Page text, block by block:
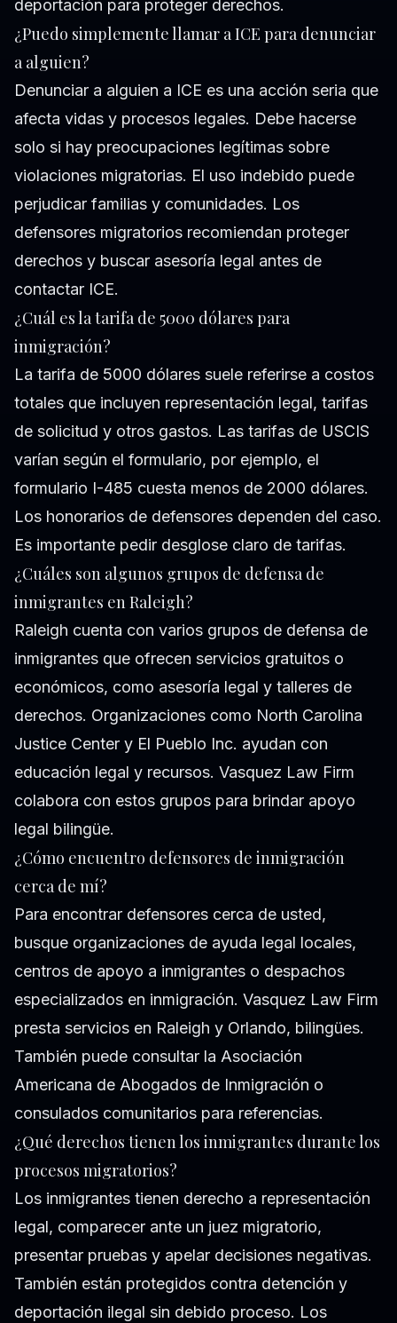
deportación para proteger derechos.
¿Puedo simplemente llamar a ICE para denunciar
a alguien?
Denunciar a alguien a ICE es una acción seria que
afecta vidas y procesos legales. Debe hacerse
solo si hay preocupaciones legítimas sobre
violaciones migratorias. El uso indebido puede
perjudicar familias y comunidades. Los
defensores migratorios recomiendan proteger
derechos y buscar asesoría legal antes de
contactar ICE.
¿Cuál es la tarifa de 5000 dólares para
inmigración?
La tarifa de 5000 dólares suele referirse a costos
totales que incluyen representación legal, tarifas
de solicitud y otros gastos. Las tarifas de USCIS
varían según el formulario, por ejemplo, el
formulario I-485 cuesta menos de 2000 dólares.
Los honorarios de defensores dependen del caso.
Es importante pedir desglose claro de tarifas.
¿Cuáles son algunos grupos de defensa de
inmigrantes en Raleigh?
Raleigh cuenta con varios grupos de defensa de
inmigrantes que ofrecen servicios gratuitos o
económicos, como asesoría legal y talleres de
derechos. Organizaciones como North Carolina
Justice Center y El Pueblo Inc. ayudan con
educación legal y recursos. Vasquez Law Firm
colabora con estos grupos para brindar apoyo
legal bilingüe.
¿Cómo encuentro defensores de inmigración
cerca de mí?
Para encontrar defensores cerca de usted,
busque organizaciones de ayuda legal locales,
centros de apoyo a inmigrantes o despachos
especializados en inmigración. Vasquez Law Firm
presta servicios en Raleigh y Orlando, bilingües.
También puede consultar la Asociación
Americana de Abogados de Inmigración o
consulados comunitarios para referencias.
¿Qué derechos tienen los inmigrantes durante los
procesos migratorios?
Los inmigrantes tienen derecho a representación
legal, comparecer ante un juez migratorio,
presentar pruebas y apelar decisiones negativas.
También están protegidos contra detención y
deportación ilegal sin debido proceso. Los